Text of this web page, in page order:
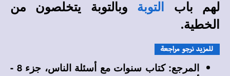
لهم باب
التوبة وبالتوبة يتخلصون من
الخطية.
المرجع: كتاب سنوات مع أسئلة الناس، جزء 8 -